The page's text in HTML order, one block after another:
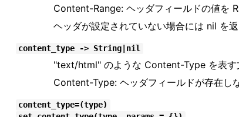
Content-Range: ヘッダフィールドの値を
ヘッダが設定されていない場合には nil を返
content_type -> String|nil
"text/html" のような Content-Type を表す
Content-Type: ヘッダフィールドが存在し
content_type=(type)